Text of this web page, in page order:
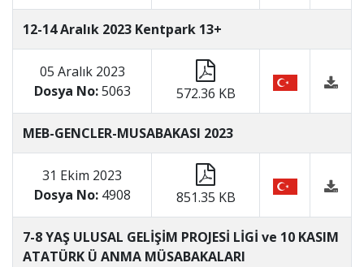
12-14 Aralık 2023 Kentpark 13+
05 Aralık 2023
Dosya No:5063 572.36 KB
MEB-GENCLER-MUSABAKASI 2023
31 Ekim 2023
Dosya No:4908 851.35 KB
7-8 YAŞ ULUSAL GELİŞİM PROJESİ LİGİ ve 10 KASIM
ATATÜRK Ü ANMA MÜSABAKALARI